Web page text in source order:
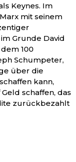
Keynes. Im
mit seinem
Grunde David
100
Schumpeter,
über die
kann,
schaffen, das
zurückbezahlt